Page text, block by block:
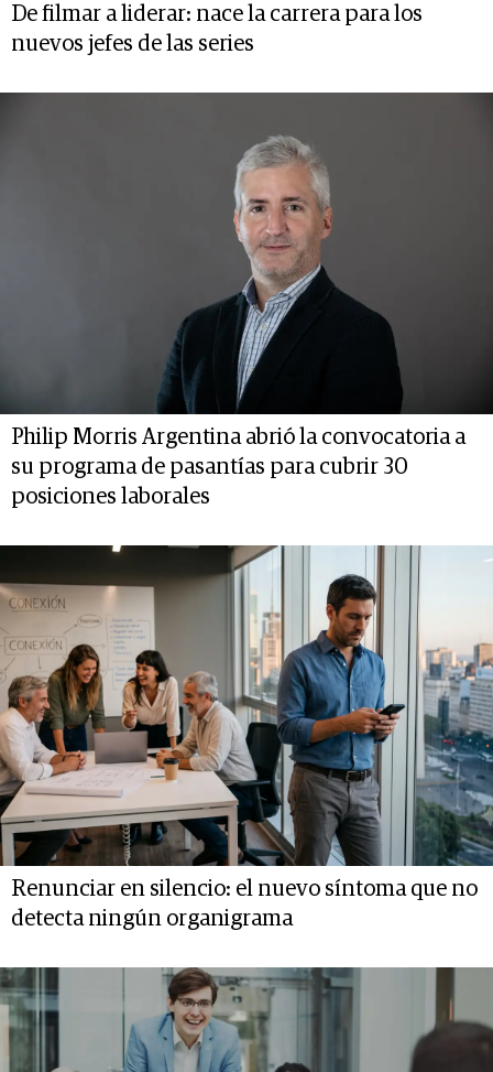
De filmar a liderar: nace la carrera para los
nuevos jefes de las series
Philip Morris Argentina abrió la convocatoria a
su programa de pasantías para cubrir 30
posiciones laborales
Renunciar en silencio: el nuevo síntoma que no
detecta ningún organigrama